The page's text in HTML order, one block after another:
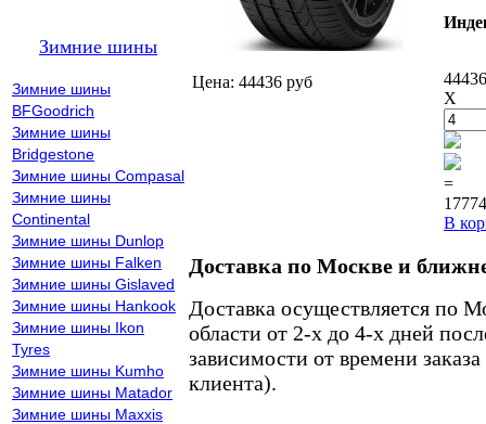
Зимние шины
Зимние шины
BFGoodrich
Зимние шины
Bridgestone
Зимние шины Compasal
Зимние шины
Continental
Зимние шины Dunlop
Зимние шины Falken
Зимние шины Gislaved
Зимние шины Hankook
Зимние шины Ikon
Tyres
Зимние шины Kumho
Зимние шины Matador
Зимние шины Maxxis
Цена: 44436 руб
X
=
В
Доставка по Москве и
Доставка осуществляется по
области от 2-х до 4-х дней
зависимости от времени
клиента).